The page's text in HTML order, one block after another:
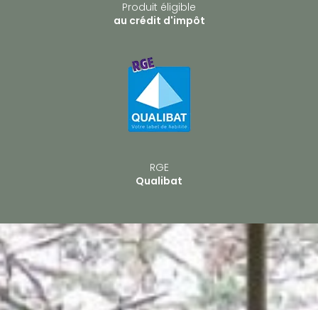
Produit éligible
au crédit d'impôt
RGE
Qualibat